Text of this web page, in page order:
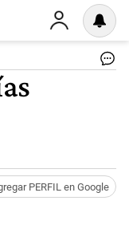
PERFIL en Google